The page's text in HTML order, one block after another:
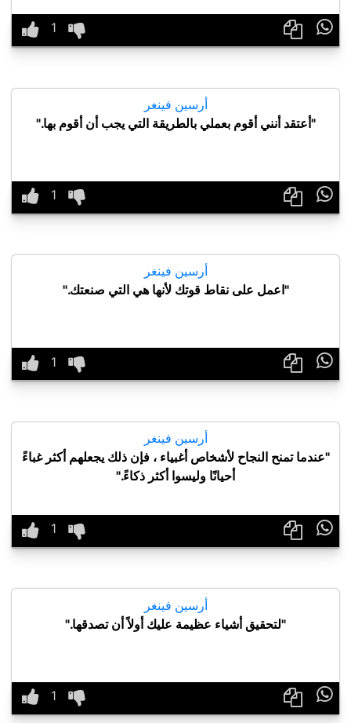

أرسين فينغر
"أعتقد أنني أقوم بعملي بالطريقة التي يجب أن أقوم بها."

أرسين فينغر
"اعمل على نقاط قوتك لأنها هي التي صنعتك."

أرسين فينغر
"عندما تمنح النجاح لأشخاص أغبياء ، فإن ذلك يجعلهم أكثر غباءً
أحيانًا وليسوا أكثر ذكاءً."

أرسين فينغر
"لتحقيق أشياء عظيمة عليك أولاً أن تصدقها."
